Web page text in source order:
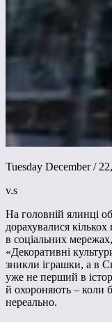
Tuesday December /
v.s
На головній ялинці
дорахувалися
в соціальних
«Декоративні
зникли іграшки, а в
уже не перший в
й охороняють – коли
нереально.